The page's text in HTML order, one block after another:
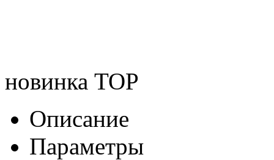
новинка TOP
Описание
Параметры